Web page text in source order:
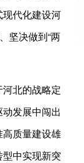
代化建设河
坚决做到“两
北的战略定
发展中闯出
质量建设雄
中实现新突